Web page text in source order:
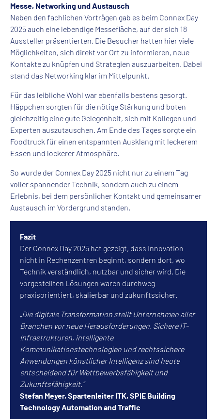
Messe, Networking und Austausch
Neben den fachlichen Vorträgen gab es beim Connex Day
2025 auch eine lebendige Messefläche, auf der sich 18
Aussteller präsentierten. Die Besucher hatten hier viele
Möglichkeiten, sich direkt vor Ort zu informieren, neue
Kontakte zu knüpfen und Strategien auszuarbeiten. Dabei
stand das Networking klar im Mittelpunkt.
Für das leibliche Wohl war ebenfalls bestens gesorgt.
Häppchen sorgten für die nötige Stärkung und boten
gleichzeitig eine gute Gelegenheit, sich mit Kollegen und
Experten auszutauschen. Am Ende des Tages sorgte ein
Foodtruck für einen entspannten Ausklang mit leckerem
Essen und lockerer Atmosphäre.
So wurde der Connex Day 2025 nicht nur zu einem Tag
voller spannender Technik, sondern auch zu einem
Erlebnis, bei dem persönlicher Kontakt und gemeinsamer
Austausch im Vordergrund standen.
Fazit
Der Connex Day 2025 hat gezeigt, dass Innovation
nicht in Rechenzentren beginnt, sondern dort, wo
Technik verständlich, nutzbar und sicher wird. Die
vorgestellten Lösungen waren durchweg
praxisorientiert, skalierbar und zukunftssicher.
„Die digitale Transformation stellt Unternehmen aller
Branchen vor neue Herausforderungen. Sichere IT-
Infrastrukturen, intelligente
Kommunikationstechnologien und rechtssichere
Anwendungen künstlicher Intelligenz sind heute
entscheidend für Wettbewerbsfähigkeit und
Zukunftsfähigkeit.“
Stefan Meyer, Spartenleiter ITK, SPIE Building
Technology Automation and Traffic